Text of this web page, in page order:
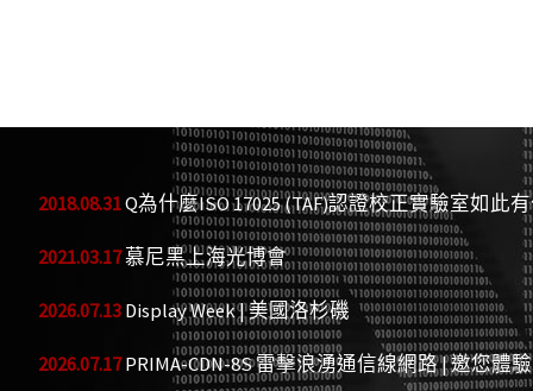
2018.08.31Q為什麼ISO 17025 (TAF)認證校正實驗室如此
2021.03.17慕尼黑上海光博會
2026.07.13Display Week | 美國洛杉磯
2026.07.17PRIMA-CDN-8S 雷擊浪湧通信線網路 | 邀您體